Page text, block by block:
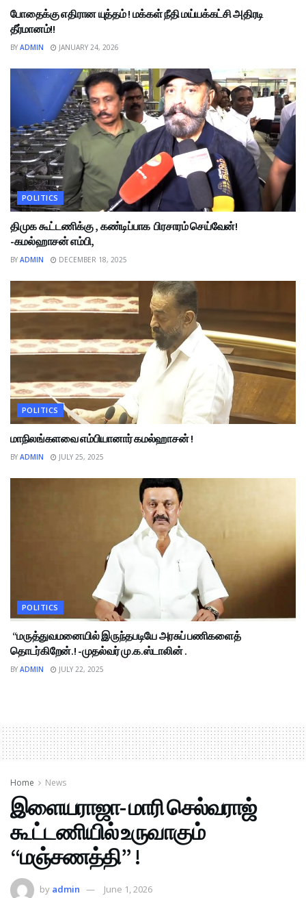
போதைக்கு எதிரான யுத்தம் ! மக்கள் நீதி மய்யக்கட்சி அதிரடி
தீர்மானம்!!
BY ADMIN JANUARY 24, 2026
POLITICS
திமுக கூட்டணிக்கு , கண்டிப்பாக பிரசாரம் செய்வேன்!
-கமல்ஹாசன் எம்பி,
BY ADMIN DECEMBER 18, 2025
POLITICS
மாநிலங்களவை எம்பியானார் கமல்ஹாசன் !
BY ADMIN JULY 25, 2025
POLITICS
“மருத்துவமனையில் இருந்தபடியே அரசுப் பணிகளைத்
தொடர்கிறேன்.! -முதல்வர் மு.க.ஸ்டாலின் .
BY ADMIN JULY 22, 2025
Home News
இளையராஜா- மாரி செல்வராஜ்
கூட்டணியில் உருவாகும்
“மஞ்சணத்தி” !
by admin June 1, 2026